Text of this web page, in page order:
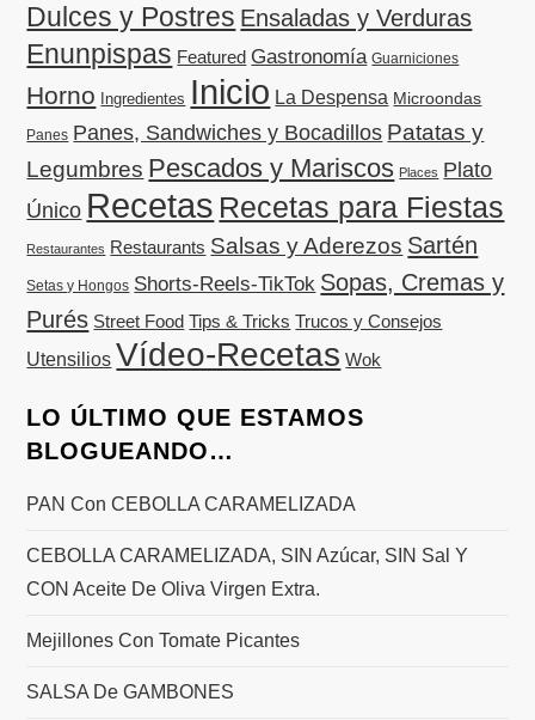
Dulces y Postres Ensaladas y Verduras
Enunpispas Featured Gastronomía Guarniciones
Horno Ingredientes Inicio La Despensa Microondas
Panes Panes, Sandwiches y Bocadillos Patatas y
Legumbres Pescados y Mariscos Places Plato
Único Recetas Recetas para Fiestas
Restaurantes Restaurants Salsas y Aderezos Sartén
Setas y Hongos Shorts-Reels-TikTok Sopas, Cremas y
Purés Street Food Tips & Tricks Trucos y Consejos
Utensilios Vídeo-Recetas Wok
LO ÚLTIMO QUE ESTAMOS
BLOGUEANDO…
PAN Con CEBOLLA CARAMELIZADA
CEBOLLA CARAMELIZADA, SIN Azúcar, SIN Sal Y
CON Aceite De Oliva Virgen Extra.
Mejillones Con Tomate Picantes
SALSA De GAMBONES